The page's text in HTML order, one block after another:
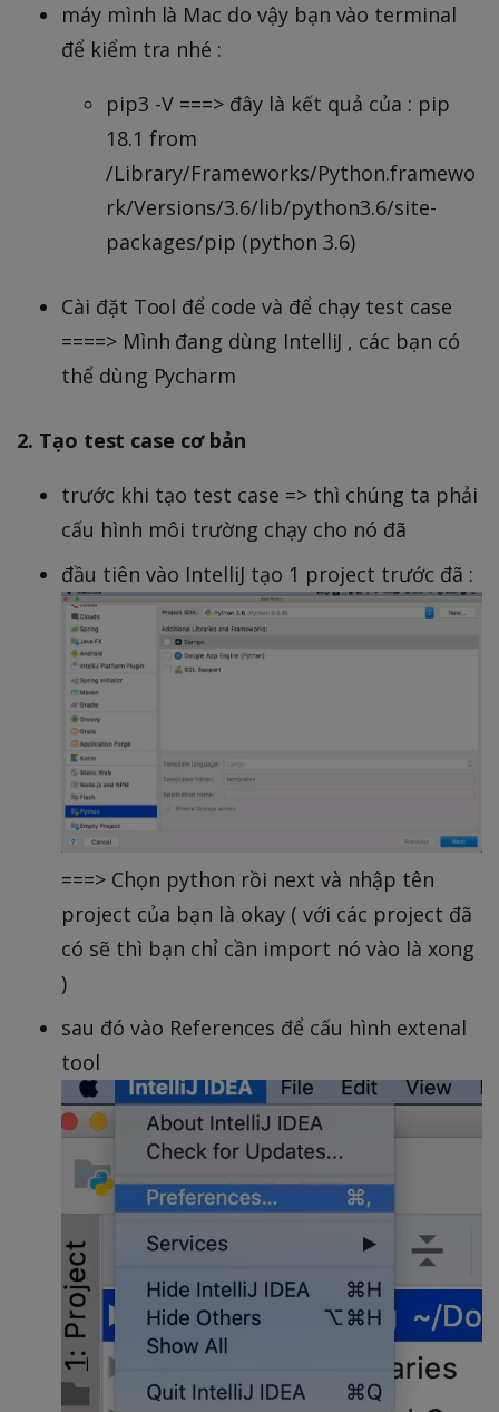
máy mình là Mac do vậy bạn vào terminal
để kiểm tra nhé :
pip3 -V ===> đây là kết quả của : pip
18.1 from
/Library/Frameworks/Python.framewo
rk/Versions/3.6/lib/python3.6/site-
packages/pip (python 3.6)
Cài đặt Tool để code và để chạy test case
====> Mình đang dùng IntelliJ , các bạn có
thể dùng Pycharm
2. Tạo test case cơ bản
trước khi tạo test case => thì chúng ta phải
cấu hình môi trường chạy cho nó đã
đầu tiên vào IntelliJ tạo 1 project trước đã :
===> Chọn python rồi next và nhập tên
project của bạn là okay ( với các project đã
có sẽ thì bạn chỉ cần import nó vào là xong
)
sau đó vào References để cấu hình extenal
tool